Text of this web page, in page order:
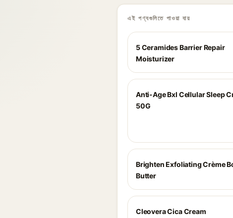
এই পণ্যগুলিতে পাওয়া যায়
5 Ceramides Barrier Repair
Moisturizer
Anti-Age Bxl Cellular Sleep
50G
Brighten Exfoliating Crème
Butter
Cleovera Cica Cream